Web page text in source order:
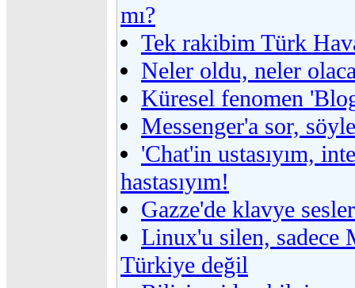
mı?
Tek rakibim Türk
Neler oldu, neler
Küresel fenomen
Messenger'a sor,
'Chat'in ustasıyım,
hastasıyım!
Gazze'de klavye
Linux'u silen, sadece
Türkiye değil